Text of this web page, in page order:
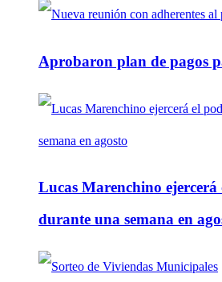
Aprobaron plan de pagos
Lucas Marenchino ejercerá
durante una semana en